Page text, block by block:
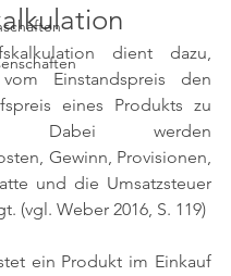
dient dazu,
Einstandspreis den
eines Produkts zu
Dabei werden
Gewinn, Provisionen,
und die Umsatzsteuer
(vgl. Weber 2016, S. 119)
ein Produkt im Einkauf